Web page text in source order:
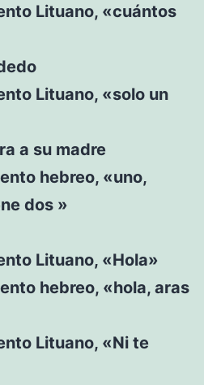
Lituano, «cuántos
Lituano, «solo un
a su madre
hebreo, «uno,
dos »
Lituano, «Hola»
hebreo, «hola, aras
Lituano, «Ni te